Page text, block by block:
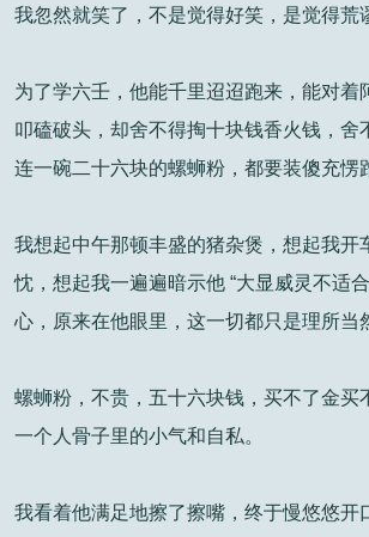
我忽然就笑了，不是觉得好笑，是觉得荒
为了学六壬，他能千里迢迢跑来，能对着
叩磕破头，却舍不得掏十块钱香火钱，舍
连一碗二十六块的螺蛳粉，都要装傻充愣
我想起中午那顿丰盛的猪杂煲，想起我开
忱，想起我一遍遍暗示他 “大显威灵不适
心，原来在他眼里，这一切都只是理所当
螺蛳粉，不贵，五十六块钱，买不了金买
一个人骨子里的小气和自私。
我看着他满足地擦了擦嘴，终于慢悠悠开